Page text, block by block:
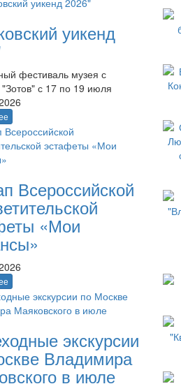
уикенд
фестиваль музея с
с 17 по 19 июля
Всероссийской
«Мои
экскурсии
Владимира
в июле